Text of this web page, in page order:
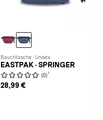
Bauchtasche · Unisex
EASTPAK · SPRINGER
(0) 1
28,99 €